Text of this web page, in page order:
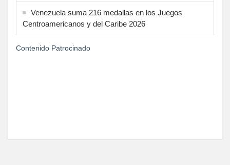
Venezuela suma 216 medallas en los Juegos
Centroamericanos y del Caribe 2026
Contenido Patrocinado